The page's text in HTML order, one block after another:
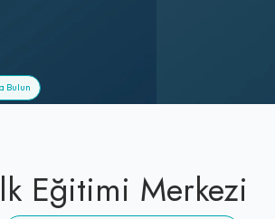
Bulun
Eğitimi Merkezi